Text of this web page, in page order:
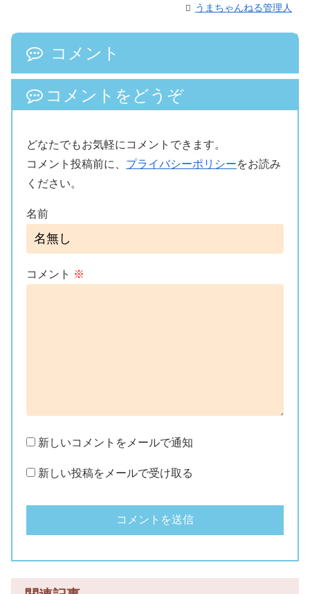
うまちゃんねる管理人
コメント
コメントをどうぞ
どなたでもお気軽にコメントできます。
コメント投稿前に、 プライバシーポリシーをお読み
ください。
名前
コメント ※
新しいコメントをメールで通知
新しい投稿をメールで受け取る